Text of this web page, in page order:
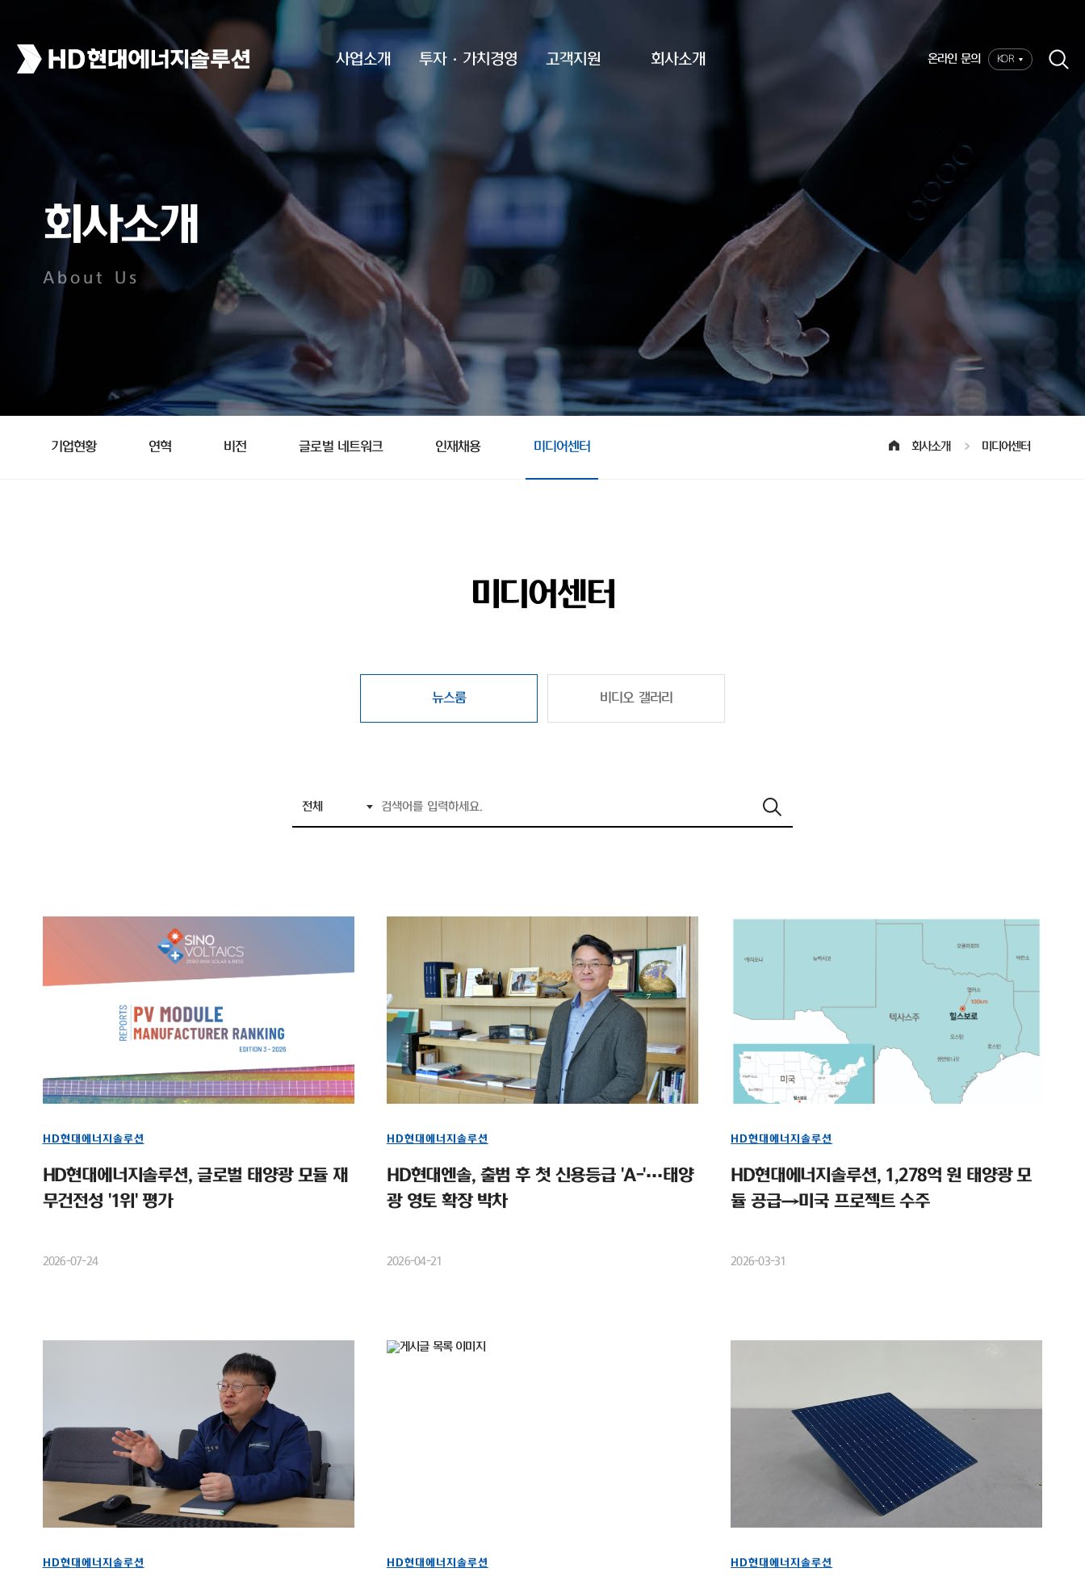
사업소개 투자·가치경영 고객지원 회사소개 온라인 문의 KOR
회사소개
About Us
기업현황 연혁 비전 글로벌 네트워크 인재채용 미디어센터 회사소개 미디어센터
미디어센터
뉴스룸 비디오 갤러리
HD현대에너지솔루션
HD현대에너지솔루션, 글로벌 태양광 모듈 재
무건전성 '1위' 평가
2026-07-24
HD현대에너지솔루션
HD현대엔솔, 출범 후 첫 신용등급 'A-'…태양
광 영토 확장 박차
2026-04-21
HD현대에너지솔루션
HD현대에너지솔루션, 1,278억 원 태양광 모
듈 공급→미국 프로젝트 수주
2026-03-31
HD현대에너지솔루션 HD현대에너지솔루션 HD현대에너지솔루션